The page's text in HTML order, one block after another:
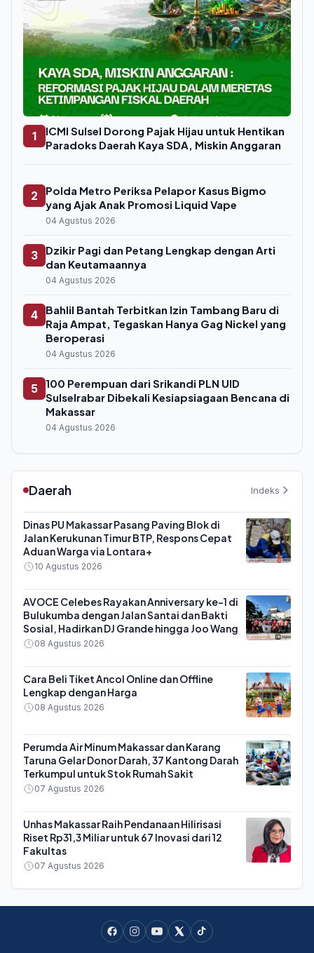
1
ICMI Sulsel Dorong Pajak Hijau untuk Hentikan
Paradoks Daerah Kaya SDA, Miskin Anggaran
2
Polda Metro Periksa Pelapor Kasus Bigmo
yang Ajak Anak Promosi Liquid Vape
04 Agustus 2026
3
Dzikir Pagi dan Petang Lengkap dengan Arti
dan Keutamaannya
04 Agustus 2026
4
Bahlil Bantah Terbitkan Izin Tambang Baru di
Raja Ampat, Tegaskan Hanya Gag Nickel yang
Beroperasi
04 Agustus 2026
5
100 Perempuan dari Srikandi PLN UID
Sulselrabar Dibekali Kesiapsiagaan Bencana di
Makassar
04 Agustus 2026
Daerah Indeks
Dinas PU Makassar Pasang Paving Blok di
Jalan Kerukunan Timur BTP, Respons Cepat
Aduan Warga via Lontara+
10 Agustus 2026
AVOCE Celebes Rayakan Anniversary ke-1 di
Bulukumba dengan Jalan Santai dan Bakti
Sosial, Hadirkan DJ Grande hingga Joo Wang
08 Agustus 2026
Cara Beli Tiket Ancol Online dan Offline
Lengkap dengan Harga
08 Agustus 2026
Perumda Air Minum Makassar dan Karang
Taruna Gelar Donor Darah, 37 Kantong Darah
Terkumpul untuk Stok Rumah Sakit
07 Agustus 2026
Unhas Makassar Raih Pendanaan Hilirisasi
Riset Rp31,3 Miliar untuk 67 Inovasi dari 12
Fakultas
07 Agustus 2026